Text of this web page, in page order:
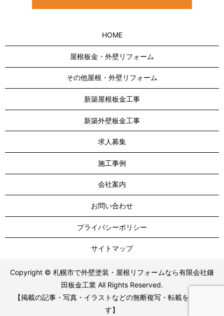
HOME
屋根板金・外壁リフォーム
その他屋根・外壁リフォーム
新築屋根板金工事
新築外壁板金工事
求人募集
施工事例
会社案内
お問い合わせ
プライバシーポリシー
サイトマップ
Copyright © 札幌市で外壁塗装・屋根リフォームなら有限会社鎌
田板金工業 All Rights Reserved.
【掲載の記事・写真・イラストなどの無断複写・転載を禁じま
す】